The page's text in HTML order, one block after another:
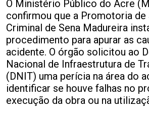
O Ministério Público do Acre
confirmou que a Promotoria
Criminal de Sena Madureira
procedimento para apurar as
acidente. O órgão solicitou ao
Nacional de Infraestrutura de
(DNIT) uma perícia na área do
identificar se houve falhas no
execução da obra ou na